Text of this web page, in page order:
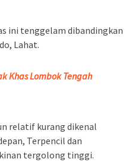
ini tenggelam dibandingkan
Lahat.
Khas Lombok Tengah
relatif kurang dikenal
Terpencil dan
tergolong tinggi.